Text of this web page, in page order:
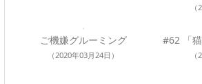
ご機嫌グルーミング
（2020年03月24日）
#62 「